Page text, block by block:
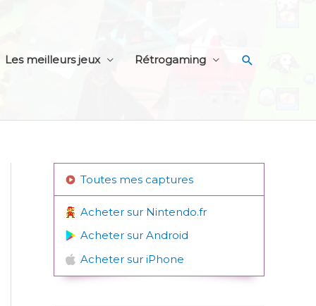
Les meilleurs jeux Rétrogaming
Toutes mes captures
Acheter sur Nintendo.fr
Acheter sur Android
Acheter sur iPhone